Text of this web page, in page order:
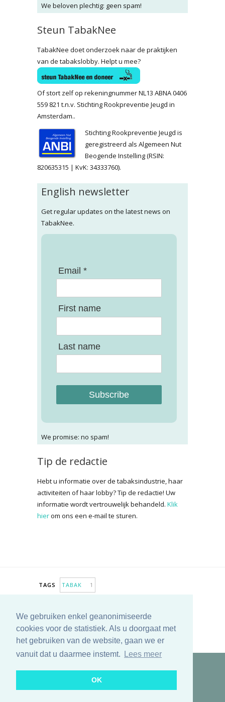
We gebruiken enkel geanonimiseerde
cookies voor de statistiek. Als u doorgaat met
het gebruiken van de website, gaan we er
vanuit dat u daarmee instemt.
Lees meer
OK
We beloven plechtig: geen spam!
Steun TabakNee
TabakNee doet onderzoek naar de praktijken
van de tabakslobby. Helpt u mee?
Of stort zelf op rekeningnummer NL13 ABNA 0406
559 821 t.n.v. Stichting Rookpreventie Jeugd in
Amsterdam..
Stichting Rookpreventie Jeugd is
geregistreerd als Algemeen Nut
Beogende Instelling (RSIN:
820635315 | KvK: 34333760).
English newsletter
Get regular updates on the latest news on
TabakNee.
Email *
First name
Last name
Subscribe
We promise: no spam!
Tip de redactie
Hebt u informatie over de tabaksindustrie, haar
activiteiten of haar lobby? Tip de redactie! Uw
informatie wordt vertrouwelijk behandeld. Klik
hierom ons een e-mail te sturen.
TAGS TABAK 1
ANTIROOKBELEID1 SMAAKSTOFFEN
MEER TAGS TONEN
Copyright © 2025 TabakNee - Rookpreventie Jeugd